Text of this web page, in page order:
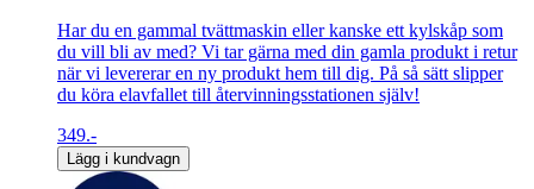
Har du en gammal tvättmaskin eller kanske ett kylskåp som
du vill bli av med? Vi tar gärna med din gamla produkt i retur
när vi levererar en ny produkt hem till dig. På så sätt slipper
du köra elavfallet till återvinningsstationen själv!
349.-
Lägg i kundvagn